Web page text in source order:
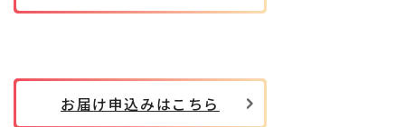
お届け申込みはこちら